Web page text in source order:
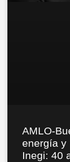
AMLO-
energía y
Inegi: 40